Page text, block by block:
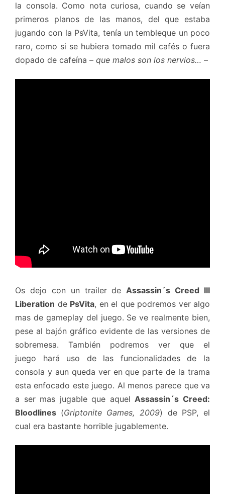
la consola. Como nota curiosa, cuando se veían
primeros planos de las manos, del que estaba
jugando con la PsVita, tenía un tembleque un poco
raro, como si se hubiera tomado mil cafés o fuera
dopado de cafeína – que malos son los nervios… –
Os dejo con un trailer deAssassin´s Creed III
Liberation de PsVita, en el que podremos ver algo
mas de gameplay del juego. Se ve realmente bien,
pese al bajón gráfico evidente de las versiones de
sobremesa. También podremos ver que el
juego hará uso de las funcionalidades de la
consola y aun queda ver en que parte de la trama
esta enfocado este juego. Al menos parece que va
a ser mas jugable que aquelAssassin´s Creed:
Bloodlines (Griptonite Games, 2009) de PSP, el
cual era bastante horrible jugablemente.